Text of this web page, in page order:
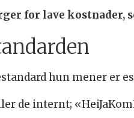
for lave
hun mener er
de internt;